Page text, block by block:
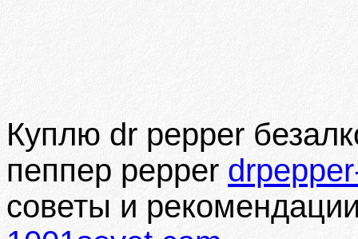
Куплю dr pepper
пеппер pepper
советы и